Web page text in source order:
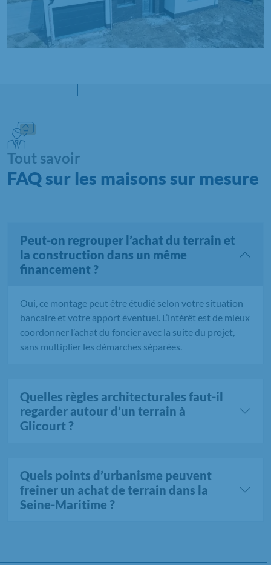
Tout savoir
FAQ sur les maisons sur mesure
Peut-on regrouper l’achat du terrain et
la construction dans un même
financement ?
Oui, ce montage peut être étudié selon votre situation
bancaire et votre apport éventuel. L’intérêt est de mieux
coordonner l’achat du foncier avec la suite du projet,
sans multiplier les démarches séparées.
Quelles règles architecturales faut-il
regarder autour d’un terrain à
Glicourt ?
Quels points d’urbanisme peuvent
freiner un achat de terrain dans la
Seine-Maritime ?